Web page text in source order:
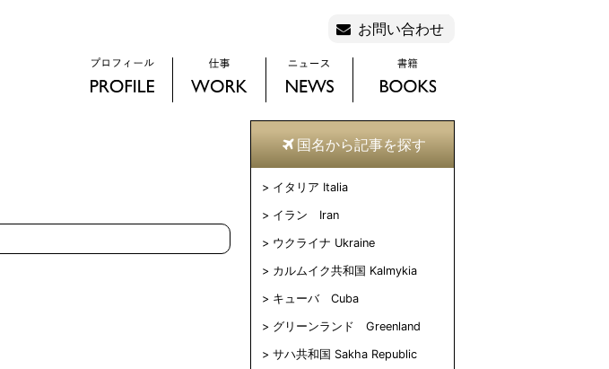
お問い合わせ
国名から記事を探す
イタリア Italia
イラン Iran
ウクライナ Ukraine
カルムイク共和国 Kalmykia
キューバ Cuba
グリーンランド Greenland
サハ共和国 Sakha Republic